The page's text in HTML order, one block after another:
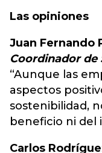
Las opiniones
Juan Fernando
Coordinador de
“Aunque las
aspectos
sostenibilidad,
beneficio ni del
Carlos